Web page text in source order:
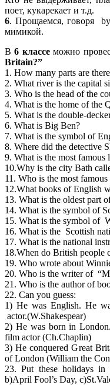
поет, кукарекает и т.д.
6. Прощаемся, говоря
мимикой.
В6 классеможно
Britain?”
1. How many parts are
2. What river is the capital
3. Who is the head of the
4. What is the home of the
5. What is the double-
6. What is Big Ben?
7. What is the symbol of
8. Where did the detective
9. What is the most famous
10.Why is the city Bath
11. Who is the most
12.What books of English
13. What is the oldest part
14. What is the symbol of
15. What is the symbol of
16. What is the Scottish
17. What is the national
18.When do British people
19. Who wrote about
20. Who is the writer of
21. Who is the author of
22. Can you guess:
1) He was English. He
actor.(W.Shakespear)
2) He was born in
film actor (Ch.Chaplin)
3) He conquered Great
of London (William the
23. Put these holidays in
b)April Fool’s Day,